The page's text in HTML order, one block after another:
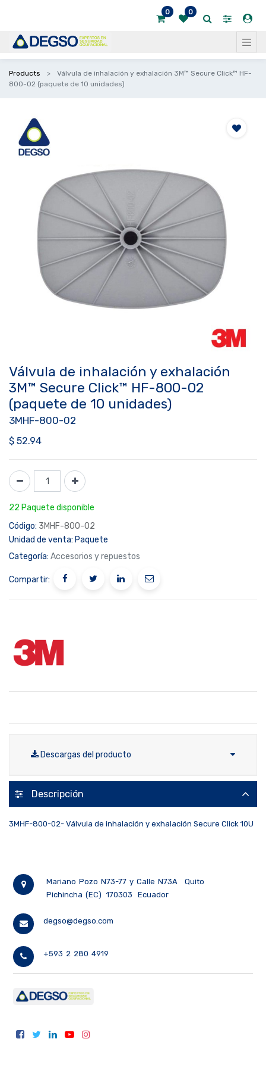
0 0
Products
Válvula de inhalación y exhalación 3M™ Secure Click™ HF-
800-02 (paquete de 10 unidades)
Válvula de inhalación y exhalación
3M™ Secure Click™ HF-800-02
(paquete de 10 unidades)
3MHF-800-02
$ 52.94
22 Paquete disponible
Código: 3MHF-800-02
Unidad de venta: Paquete
Categoría: Accesorios y repuestos
Compartir:
Descargas del producto
Descripción
3MHF-800-02- Válvula de inhalación y exhalación Secure Click 10U
Mariano Pozo N73-77 y Calle N73A
Quito
Pichincha (EC)
170303 Ecuador
degso@degso.com
+593 2 280 4919